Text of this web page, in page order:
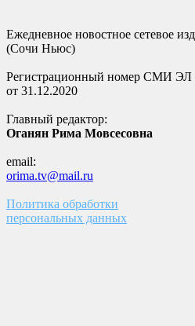
Ежедневное новостное сетевое
(Сочи Ньюс)
Регистрационный номер СМИ
от 31.12.2020
Главный редактор:
Оганян Рима Мовсесовна
email:
orima.tv@mail.ru
Политика обработки
персональных данных